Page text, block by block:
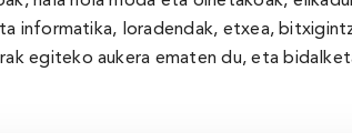
informatika, loradendak, etxea,
egiteko aukera ematen du, eta